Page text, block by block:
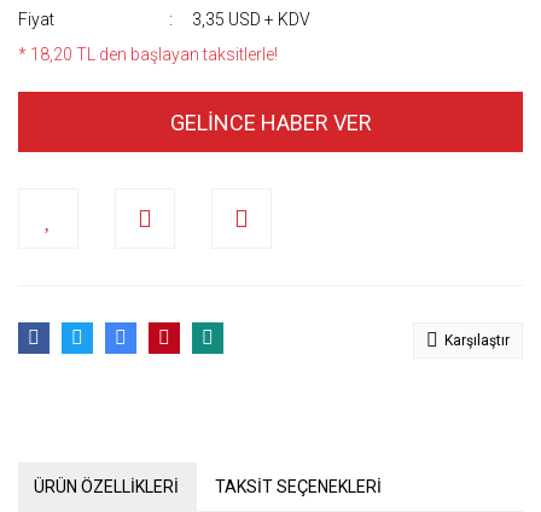
Fiyat
3,35 USD + KDV
* 18,20 TL den başlayan taksitlerle!
GELİNCE HABER VER
Karşılaştır
ÜRÜN ÖZELLİKLERİ TAKSİT SEÇENEKLERİ